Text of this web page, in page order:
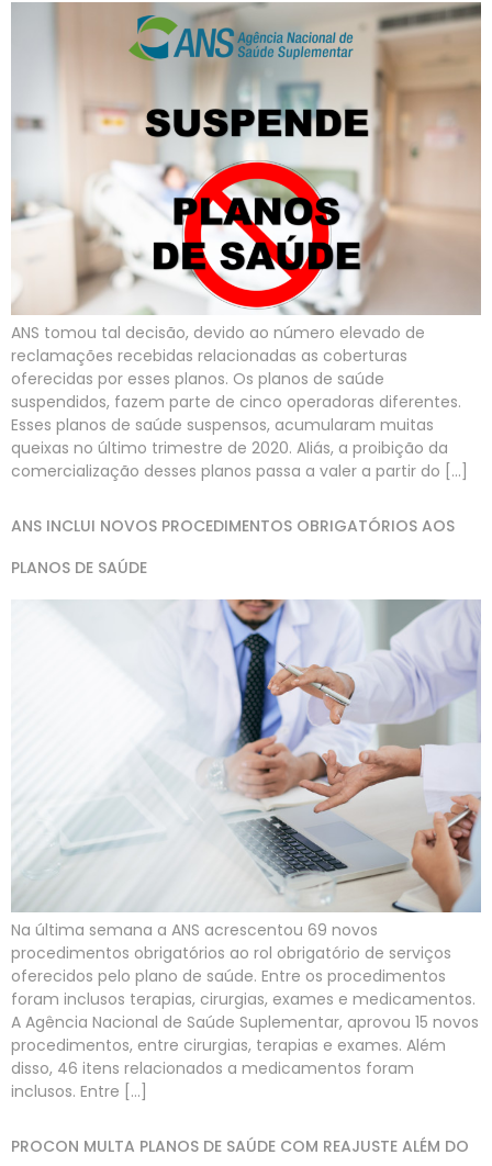
ANS tomou tal decisão, devido ao número elevado de
reclamações recebidas relacionadas as coberturas
oferecidas por esses planos. Os planos de saúde
suspendidos, fazem parte de cinco operadoras diferentes.
Esses planos de saúde suspensos, acumularam muitas
queixas no último trimestre de 2020. Aliás, a proibição da
comercialização desses planos passa a valer a partir do […]
ANS INCLUI NOVOS PROCEDIMENTOS OBRIGATÓRIOS AOS
PLANOS DE SAÚDE
Na última semana a ANS acrescentou 69 novos
procedimentos obrigatórios ao rol obrigatório de serviços
oferecidos pelo plano de saúde. Entre os procedimentos
foram inclusos terapias, cirurgias, exames e medicamentos.
A Agência Nacional de Saúde Suplementar, aprovou 15 novos
procedimentos, entre cirurgias, terapias e exames. Além
disso, 46 itens relacionados a medicamentos foram
inclusos. Entre […]
PROCON MULTA PLANOS DE SAÚDE COM REAJUSTE ALÉM DO